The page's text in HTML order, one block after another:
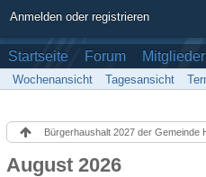
Anmelden oder registrieren
Startseite Forum Mitglieder
Wochenansicht Tagesansicht
Bürgerhaushalt 2027 der Gemeinde
August 2026